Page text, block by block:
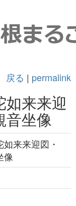
戻る | permalink
来来迎
音坐像
来来迎図・
像